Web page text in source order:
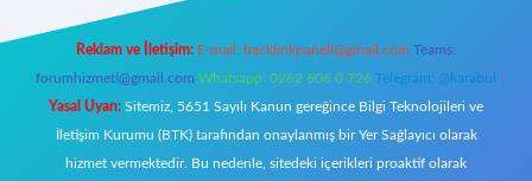
Reklam ve İletişim: E-mail: backlinkpaneli@gmail.com Teams:
forumhizmeti@gmail.com Whatsapp: 0262 606 0 726 Telegram: @karabul
Yasal Uyarı: Sitemiz, 5651 Sayılı Kanun gereğince Bilgi Teknolojileri ve
İletişim Kurumu (BTK) tarafından onaylanmış bir Yer Sağlayıcı olarak
hizmet vermektedir. Bu nedenle, sitedeki içerikleri proaktif olarak